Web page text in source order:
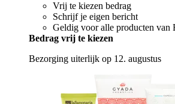
Vrij te kiezen bedrag
Schrijf je eigen bericht
Geldig voor alle producten van
Bedrag vrij te kiezen
Bezorging uiterlijk op 12. augustus